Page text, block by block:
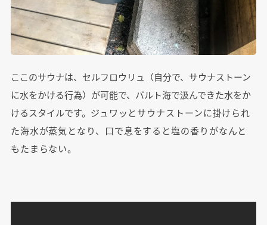
ここのサウナは、セルフロウリュ（自分で、サウナストーン
に水をかける行為）が可能で、バルト海で汲んできた水をか
けるスタイルです。 ジュワッとサウナストーンに掛けられ
た海水が蒸気となり、口で息をすると塩の香りがなんと
もたまらない。